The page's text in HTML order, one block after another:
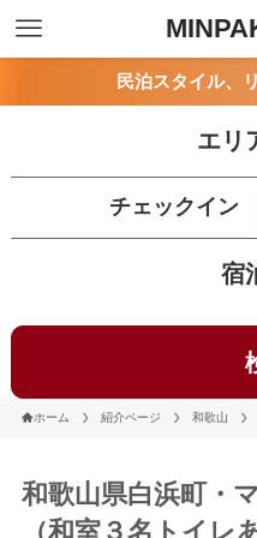
民泊スタイル、
エリ
チェックイン
宿
ホーム 紹介ページ 和歌山
和歌山県白浜町・
（和室３名トイレ